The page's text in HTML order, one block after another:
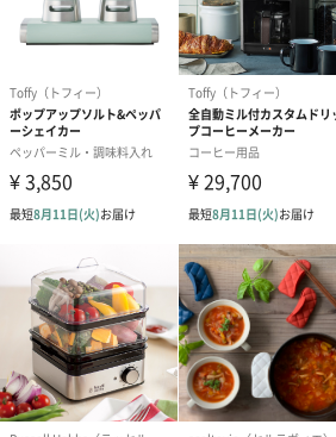
あり（280円）
メッセージカード（通常・写真・グ
誕生日や結婚祝い・出産祝いなど、様々
ードを同梱します。
メッセージカードや封筒のデザインは一
す。